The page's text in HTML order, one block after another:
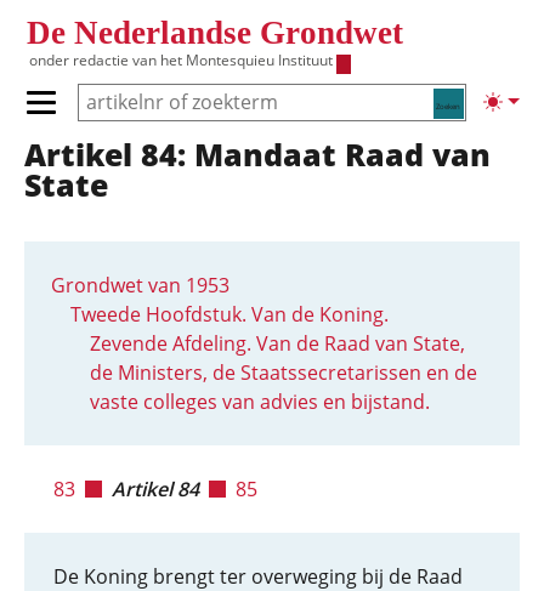
De Nederlandse Grondwet
onder redactie van het Montesquieu Instituut
Zoeken
Primair menu tonen/verbergen
Hoofdnavigatie
Artikel 84: Mandaat Raad van
State
Grondwet van 1953
Tweede Hoofdstuk. Van de Koning.
Zevende Afdeling. Van de Raad van State,
de Ministers, de Staatssecretarissen en de
vaste colleges van advies en bijstand.
83 Artikel 84 85
De Koning brengt ter overweging bij de Raad